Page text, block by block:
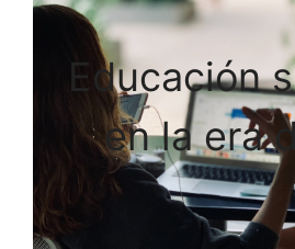
Educación
en la era